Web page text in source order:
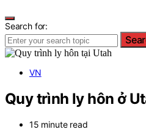
Search for:
VN
Quy trình ly hôn ở
15 minute read